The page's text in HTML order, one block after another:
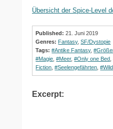
Übersicht der Spice-Level
Published: 21. Juni 2019
Genres: Fantasy,SF/Dystopie
Tags: #Antike Fantasy,
#Magie ,#Meer,#Only one Bed
Fiction ,#Seelengefährten ,
Excerpt: